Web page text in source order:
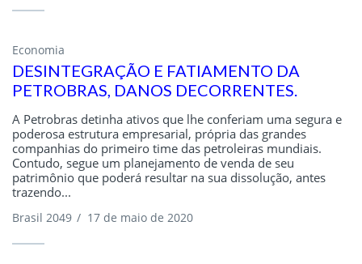
Economia
DESINTEGRAÇÃO E FATIAMENTO DA
PETROBRAS, DANOS DECORRENTES.
A Petrobras detinha ativos que lhe conferiam uma segura e
poderosa estrutura empresarial, própria das grandes
companhias do primeiro time das petroleiras mundiais.
Contudo, segue um planejamento de venda de seu
patrimônio que poderá resultar na sua dissolução, antes
trazendo...
Brasil 2049 / 17 de maio de 2020